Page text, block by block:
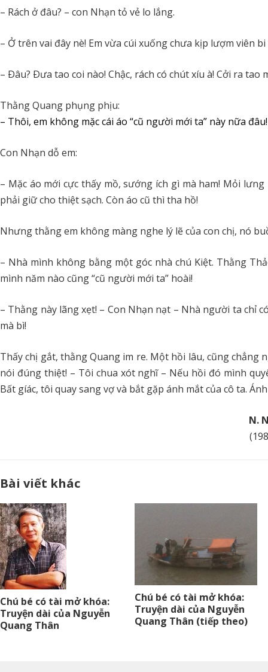
– Rách ở đâu? – con Nhạn tỏ vẻ lo lắng.
– Ở trên vai đây nè! Em vừa cúi xuống chưa kịp lượm viên bi
– Ðâu? Ðưa tao coi nào! Chậc, rách có chút xíu à! Cởi ra tao
Thằng Quang phụng phịu:
– Thôi, em không mặc cái áo “cũ người mới ta” này nữa
Con Nhạn dỗ em:
– Mặc áo mới cực thấy mồ, sướng ích gì mà ham! Mỏi
phải giữ cho thiệt sạch. Còn áo cũ thì tha hồ!
Nhưng thằng em không màng nghe lý lẽ của con chị, nó
– Nhà mình không bằng một góc nhà chú Kiệt. Thằng
mình năm nào cũng “cũ người mới ta” hoài!
– Thằng này lãng xẹt! – Con Nhạn nạt – Nhà người ta chỉ
mà bì!
Thấy chị gắt, thằng Quang im re. Một hồi lâu, cũng
nói đúng thiệt! – Tôi chua xót nghĩ – Nếu hồi đó mình
Bất gíác, tôi quay sang vợ và bắt gặp ánh mắt của cô ta.
N.
Bài viết khác
Chú bé có tài mở khóa:
Truyện dài của Nguyễn
Quang Thân
Chú bé có tài mở khóa:
Truyện dài của Nguyễn
Quang Thân (tiếp theo)